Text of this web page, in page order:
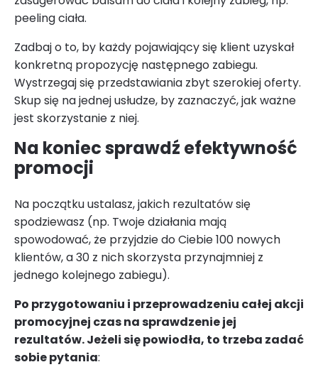
peeling ciała.
Zadbaj o to, by każdy pojawiający się klient uzyskał
konkretną propozycję następnego zabiegu.
Wystrzegaj się przedstawiania zbyt szerokiej oferty.
Skup się na jednej usłudze, by zaznaczyć, jak ważne
jest skorzystanie z niej.
Na koniec sprawdź efektywność
promocji
Na początku ustalasz, jakich rezultatów się
spodziewasz (np. Twoje działania mają
spowodować, że przyjdzie do Ciebie 100 nowych
klientów, a 30 z nich skorzysta przynajmniej z
jednego kolejnego zabiegu).
Po przygotowaniu i przeprowadzeniu całej akcji
promocyjnej czas na sprawdzenie jej
rezultatów. Jeżeli się powiodła, to trzeba zadać
sobie pytania: